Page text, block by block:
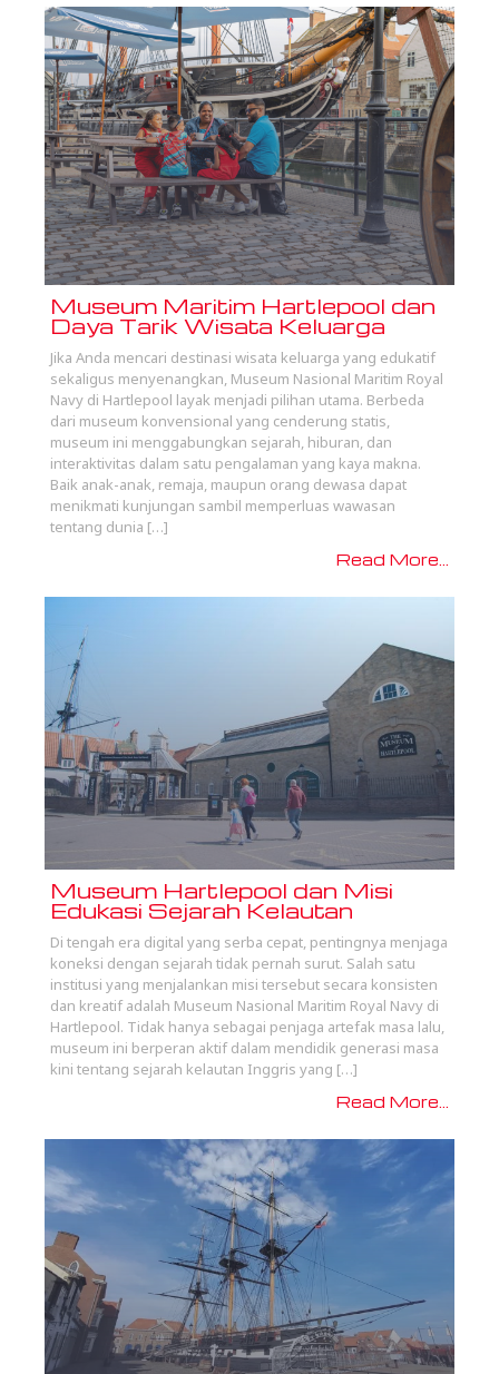
Museum Maritim Hartlepool dan
Daya Tarik Wisata Keluarga
Jika Anda mencari destinasi wisata keluarga yang edukatif
sekaligus menyenangkan, Museum Nasional Maritim Royal
Navy di Hartlepool layak menjadi pilihan utama. Berbeda
dari museum konvensional yang cenderung statis,
museum ini menggabungkan sejarah, hiburan, dan
interaktivitas dalam satu pengalaman yang kaya makna.
Baik anak-anak, remaja, maupun orang dewasa dapat
menikmati kunjungan sambil memperluas wawasan
tentang dunia […]
Read More...
Museum Hartlepool dan Misi
Edukasi Sejarah Kelautan
Di tengah era digital yang serba cepat, pentingnya menjaga
koneksi dengan sejarah tidak pernah surut. Salah satu
institusi yang menjalankan misi tersebut secara konsisten
dan kreatif adalah Museum Nasional Maritim Royal Navy di
Hartlepool. Tidak hanya sebagai penjaga artefak masa lalu,
museum ini berperan aktif dalam mendidik generasi masa
kini tentang sejarah kelautan Inggris yang […]
Read More...